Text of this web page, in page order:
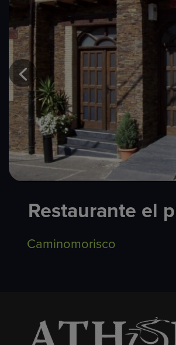
Restaurante el
Caminomorisco